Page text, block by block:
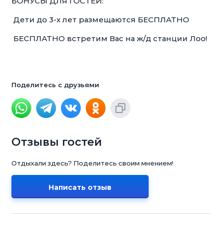
Дети до 3-х лет размещаются БЕСПЛАТНО
БЕСПЛАТНО встретим Вас на ж/д станции Лоо!
Поделитесь с друзьями
Отзывы гостей
Отдыхали здесь? Поделитесь своим мнением!
Написать отзыв